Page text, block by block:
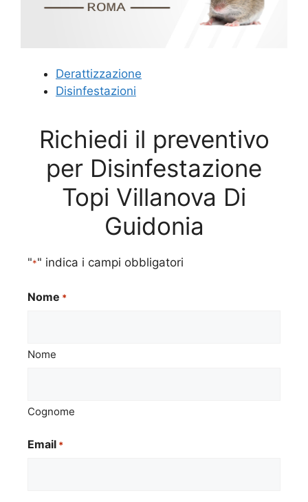
Derattizzazione
Disinfestazioni
Richiedi il preventivo
per Disinfestazione
Topi Villanova Di
Guidonia
"*" indica i campi obbligatori
Nome *
Nome
Cognome
Email *